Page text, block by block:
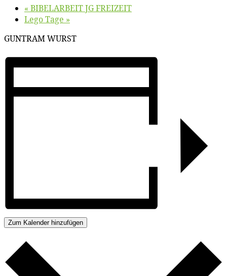
« BIBELARBEIT JG FREIZEIT
Le­go Tage »
GUNTRAM WURST
Zum Kalender hinzufügen